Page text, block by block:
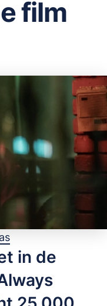
film
in de